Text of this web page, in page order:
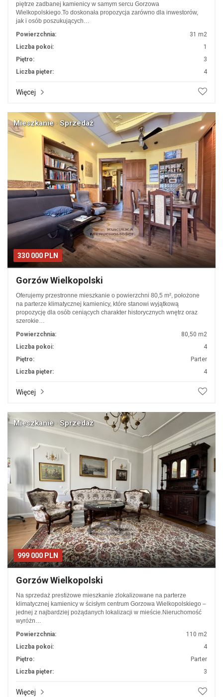
piętrze zadbanej kamienicy w samym sercu Gorzowa
Wielkopolskiego.To doskonała propozycja zarówno dla inwestorów,
jak i osób poszukujących…
Powierzchnia:
31 m2
Liczba pokoi:
1
Piętro:
3
Liczba pięter:
4
Więcej
330 000 PLN
Mieszkanie · Sprzedaż
Gorzów Wielkopolski
Oferujemy przestronne mieszkanie o powierzchni 80,5 m², położone
na parterze klimatycznej kamienicy, które stanowi wyjątkową
propozycję dla osób ceniących charakter historycznych wnętrz oraz
szerokie…
Powierzchnia:
80,50 m2
Liczba pokoi:
4
Piętro:
Parter
Liczba pięter:
4
Więcej
999 000 PLN
Mieszkanie · Sprzedaż
Gorzów Wielkopolski
Na sprzedaż prestiżowe mieszkanie zlokalizowane na parterze
klimatycznej kamienicy w ścisłym centrum Gorzowa Wielkopolskiego –
jednej z najbardziej pożądanych lokalizacji w mieście.Nieruchomość
wyróżn…
Powierzchnia:
110 m2
Liczba pokoi:
4
Piętro:
Parter
Liczba pięter:
3
Więcej